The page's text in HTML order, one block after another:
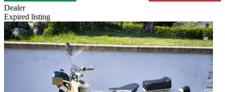
Dealer
Expired listing